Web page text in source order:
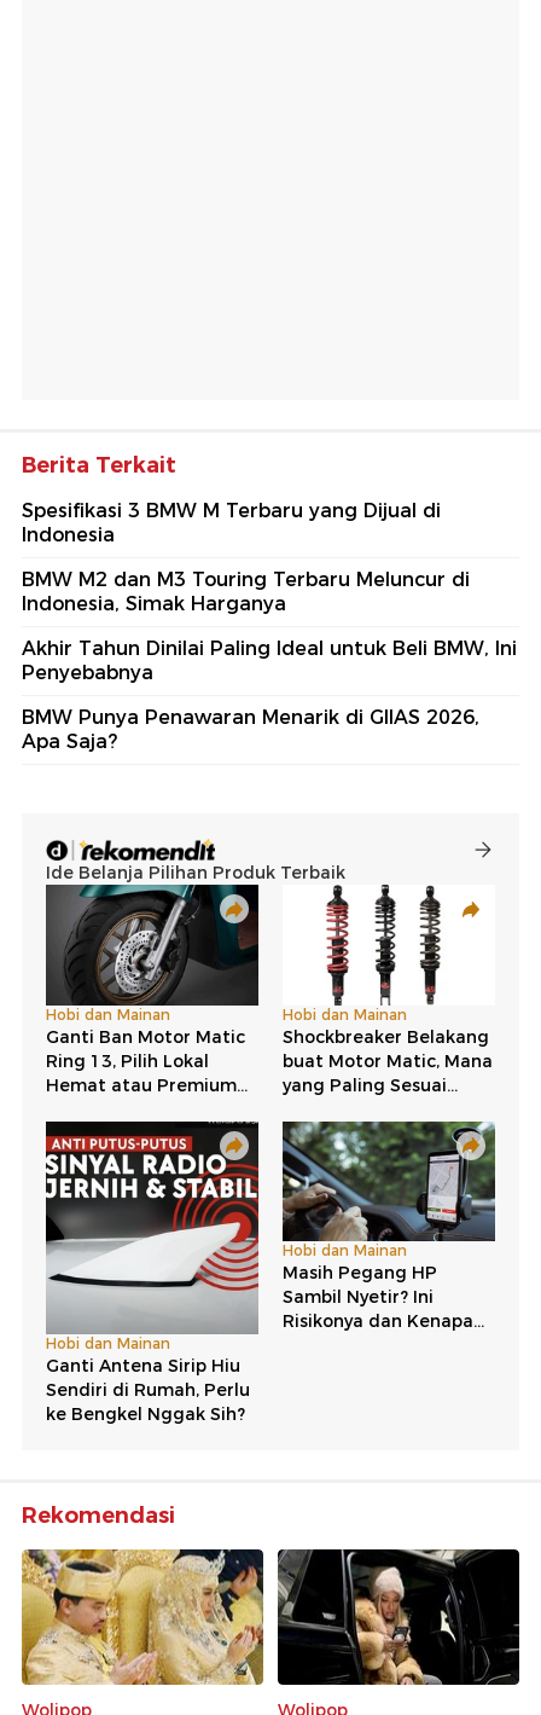
Berita Terkait
Spesifikasi 3 BMW M Terbaru yang Dijual di
Indonesia
BMW M2 dan M3 Touring Terbaru Meluncur di
Indonesia, Simak Harganya
Akhir Tahun Dinilai Paling Ideal untuk Beli BMW, Ini
Penyebabnya
BMW Punya Penawaran Menarik di GIIAS 2026,
Apa Saja?
Rekomendasi
Wolipop Wolipop